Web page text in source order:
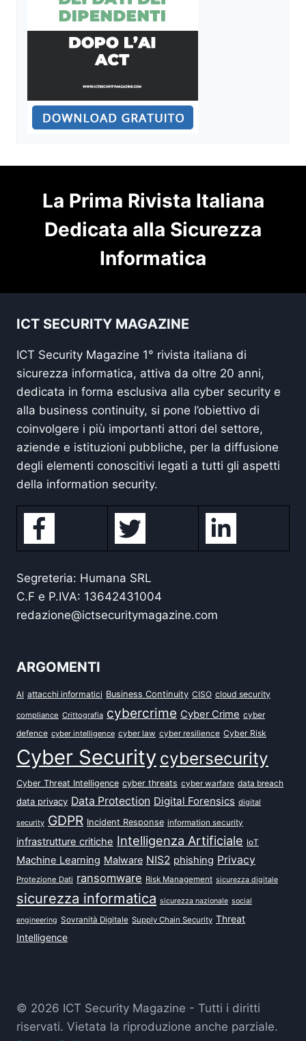
La Prima Rivista Italiana
Dedicata alla Sicurezza
Informatica
ICT SECURITY MAGAZINE
ICT Security Magazine 1° rivista italiana di
sicurezza informatica, attiva da oltre 20 anni,
dedicata in forma esclusiva alla cyber security e
alla business continuity, si pone l’obiettivo di
coinvolgere i più importanti attori del settore,
aziende e istituzioni pubbliche, per la diffusione
degli elementi conoscitivi legati a tutti gli aspetti
della information security.
Segreteria: Humana SRL
C.F e P.IVA: 13642431004
redazione@ictsecuritymagazine.com
ARGOMENTI
AI attacchi informatici Business Continuity CISO cloud security
compliance Crittografia cybercrime Cyber Crime cyber
defence cyber intelligence cyber law cyber resilience Cyber Risk
Cyber Security cybersecurity
Cyber Threat Intelligence cyber threats cyber warfare data breach
data privacy Data Protection Digital Forensics digital
security GDPR Incident Response information security
infrastrutture critiche Intelligenza Artificiale IoT
Machine Learning Malware NIS2 phishing Privacy
Protezione Dati ransomware Risk Management sicurezza digitale
sicurezza informatica sicurezza nazionale social
engineering Sovranità Digitale Supply Chain Security Threat
Intelligence
© 2026 ICT Security Magazine - Tutti i diritti
riservati. Vietata la riproduzione anche parziale.